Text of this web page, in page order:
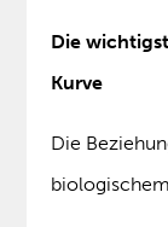
Die
Kurve
Die